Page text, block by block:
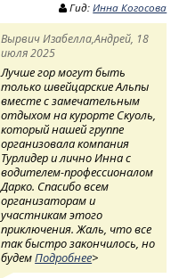
Гид:Инна Когосова
Вырвич Изабелла,Андрей, 18
июля 2025
Лучше гор могут быть
только швейцарские Альпы
вместе с замечательным
отдыхом на курорте Скуоль,
который нашей группе
организовала компания
Турлидер и лично Инна с
водителем-профессионалом
Дарко. Спасибо всем
организаторам и
участникам этого
приключения. Жаль, что все
так быстро закончилось, но
будемПодробнее>